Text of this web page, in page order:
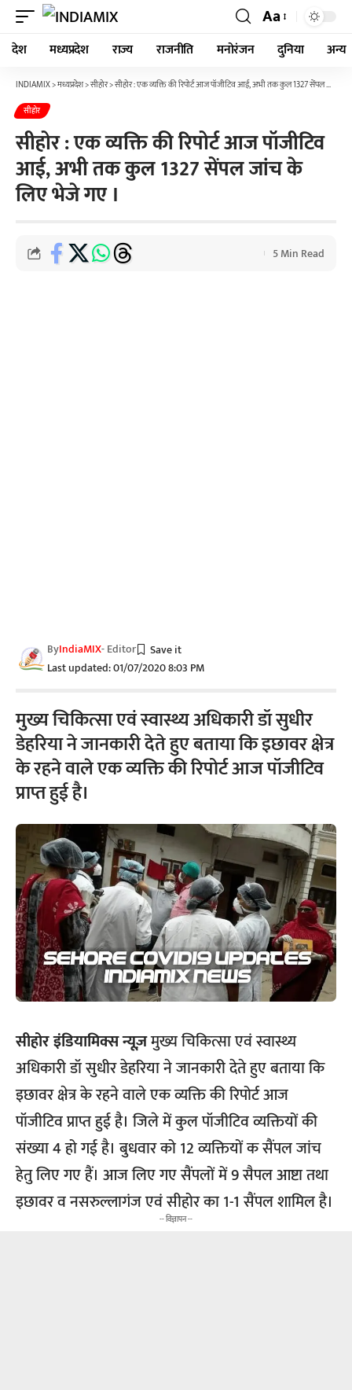
Aa
देश मध्यप्रदेश राज्य राजनीति मनोरंजन दुनिया अन्य
INDIAMIX>मध्यप्रदेश>सीहोर>सीहोर : एक व्यक्ति की रिपोर्ट आज पॉजीटिव आई, अभी तक कुल 1327 सेंपल जांच के लिए भेजे गए ।
सीहोर
सीहोर : एक व्यक्ति की रिपोर्ट आज पॉजीटिव
आई, अभी तक कुल 1327 सेंपल जांच के
लिए भेजे गए ।
Last updated: 01/07/2020 8:03 PM
ByIndiaMIX- Editor
5 Min Read
मुख्य चिकित्सा एवं स्वास्थ्य अधिकारी डॉ सुधीर
डेहरिया ने जानकारी देते हुए बताया कि इछावर क्षेत्र
के रहने वाले एक व्यक्ति की रिपोर्ट आज पॉजीटिव
प्राप्त हुई है।
सीहोरइंडियामिक्स न्यूज़मुख्य चिकित्सा एवं स्वास्थ्य
अधिकारी डॉ सुधीर डेहरिया ने जानकारी देते हुए बताया कि
इछावर क्षेत्र के रहने वाले एक व्यक्ति की रिपोर्ट आज
पॉजीटिव प्राप्त हुई है। जिले में कुल पॉजीटिव व्यक्तियों की
संख्या 4 हो गई है। बुधवार को 12 व्यक्तियों क सैंपल जांच
हेतु लिए गए हैं। आज लिए गए सैंपलों में 9 सैपल आष्टा तथा
इछावर व नसरुल्लागंज एवं सीहोर का 1-1 सैंपल शामिल है।
-- विज्ञापन --